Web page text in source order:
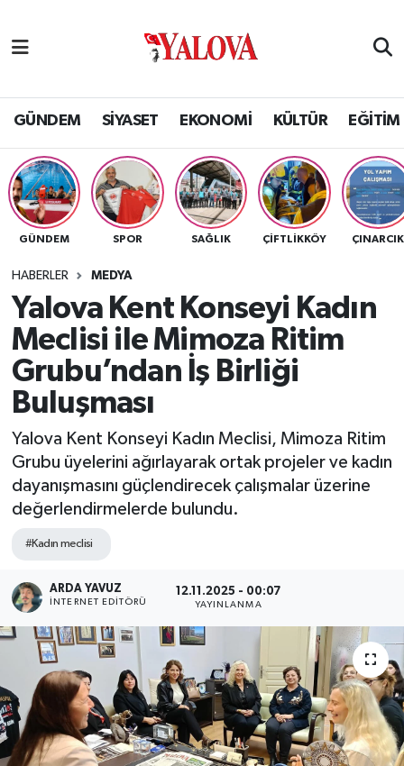
GÜNDEM SİYASET EKONOMİ KÜLTÜR EĞİTİM
GÜNDEM SPOR SAĞLIK ÇİFTLİKKÖY ÇINARCIK
HABERLER MEDYA
Yalova Kent Konseyi Kadın
Meclisi ile Mimoza Ritim
Grubu’ndan İş Birliği
Buluşması
Yalova Kent Konseyi Kadın Meclisi, Mimoza Ritim
Grubu üyelerini ağırlayarak ortak projeler ve kadın
dayanışmasını güçlendirecek çalışmalar üzerine
değerlendirmelerde bulundu.
#Kadın meclisi
ARDA YAVUZ
İNTERNET EDITÖRÜ
12.11.2025 - 00:07
YAYINLANMA
SİYASET
EKONOMİ
KÜLTÜR
BİLİM VE TEKNOLOJİ
ASAYİŞ
SAĞLIK
SPOR
ULUSAL
Yalova Nöbetçi Eczaneler
Yalova Hava Durumu
Yalova Namaz Vakitleri
Yalova Trafik Yoğunluk Haritası
Tüm Manşetler
Son Dakika Haberleri
Haber Arşivi